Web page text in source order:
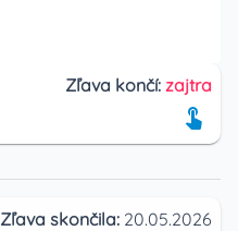
Zľava končí: zajtra
Zľava skončila: 20.05.2026